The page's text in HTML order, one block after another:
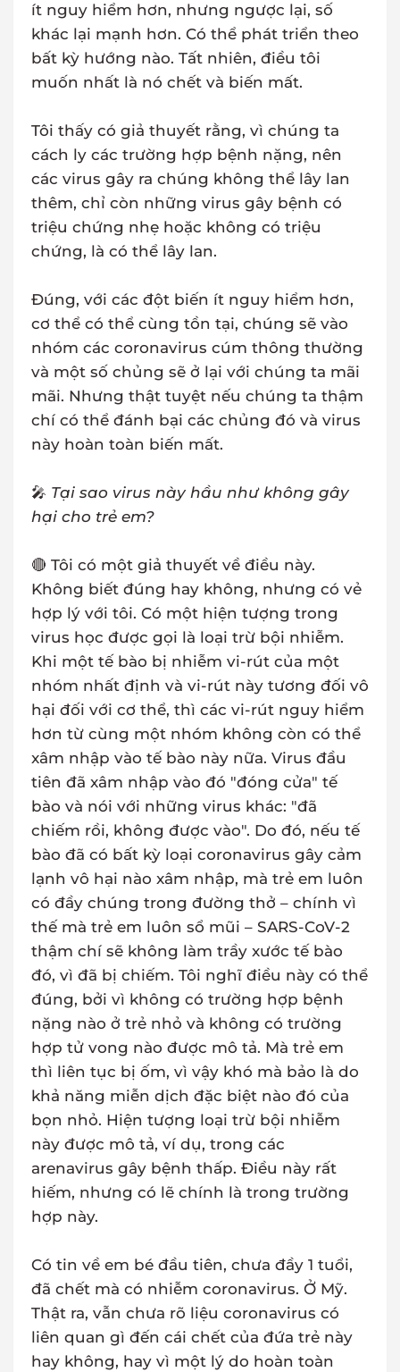
ít nguy hiểm hơn, nhưng ngược lại, số
khác lại mạnh hơn. Có thể phát triển theo
bất kỳ hướng nào. Tất nhiên, điều tôi
muốn nhất là nó chết và biến mất.
Tôi thấy có giả thuyết rằng, vì chúng ta
cách ly các trường hợp bệnh nặng, nên
các virus gây ra chúng không thể lây lan
thêm, chỉ còn những virus gây bệnh có
triệu chứng nhẹ hoặc không có triệu
chứng, là có thể lây lan.
Đúng, với các đột biến ít nguy hiểm hơn,
cơ thể có thể cùng tồn tại, chúng sẽ vào
nhóm các coronavirus cúm thông thường
và một số chủng sẽ ở lại với chúng ta mãi
mãi. Nhưng thật tuyệt nếu chúng ta thậm
chí có thể đánh bại các chủng đó và virus
này hoàn toàn biến mất.
🎤 Tại sao virus này hầu như không gây
hại cho trẻ em?
🔴 Tôi có một giả thuyết về điều này.
Không biết đúng hay không, nhưng có vẻ
hợp lý với tôi. Có một hiện tượng trong
virus học được gọi là loại trừ bội nhiễm.
Khi một tế bào bị nhiễm vi-rút của một
nhóm nhất định và vi-rút này tương đối vô
hại đối với cơ thể, thì các vi-rút nguy hiểm
hơn từ cùng một nhóm không còn có thể
xâm nhập vào tế bào này nữa. Virus đầu
tiên đã xâm nhập vào đó "đóng cửa" tế
bào và nói với những virus khác: "đã
chiếm rồi, không được vào". Do đó, nếu tế
bào đã có bất kỳ loại coronavirus gây cảm
lạnh vô hại nào xâm nhập, mà trẻ em luôn
có đầy chúng trong đường thở – chính vì
thế mà trẻ em luôn sổ mũi – SARS-CoV-2
thậm chí sẽ không làm trầy xước tế bào
đó, vì đã bị chiếm. Tôi nghĩ điều này có thể
đúng, bởi vì không có trường hợp bệnh
nặng nào ở trẻ nhỏ và không có trường
hợp tử vong nào được mô tả. Mà trẻ em
thì liên tục bị ốm, vì vậy khó mà bảo là do
khả năng miễn dịch đặc biệt nào đó của
bọn nhỏ. Hiện tượng loại trừ bội nhiễm
này được mô tả, ví dụ, trong các
arenavirus gây bệnh thấp. Điều này rất
hiếm, nhưng có lẽ chính là trong trường
hợp này.
Có tin về em bé đầu tiên, chưa đầy 1 tuổi,
đã chết mà có nhiễm coronavirus. Ở Mỹ.
Thật ra, vẫn chưa rõ liệu coronavirus có
liên quan gì đến cái chết của đứa trẻ này
hay không, hay vì một lý do hoàn toàn